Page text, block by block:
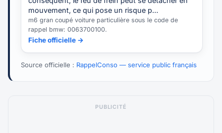
mouvement, ce qui pose un risque p…
m6 gran coupé voiture particulière sous le code de
rappel bmw: 0063700100.
Fiche officielle →
Source officielle : RappelConso — service public français
PUBLICITÉ